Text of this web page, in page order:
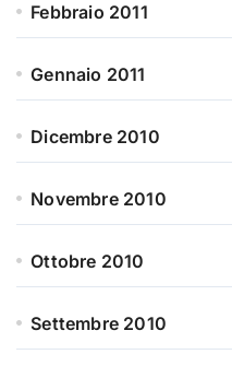
Febbraio 2011
Gennaio 2011
Dicembre 2010
Novembre 2010
Ottobre 2010
Settembre 2010